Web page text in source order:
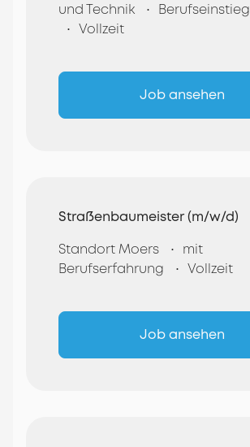
und Technik
Berufseinstieg
Vollzeit
Job ansehen
Straßenbaumeister (m/w/d)
Standort Moers
mit
Berufserfahrung
Vollzeit
Job ansehen